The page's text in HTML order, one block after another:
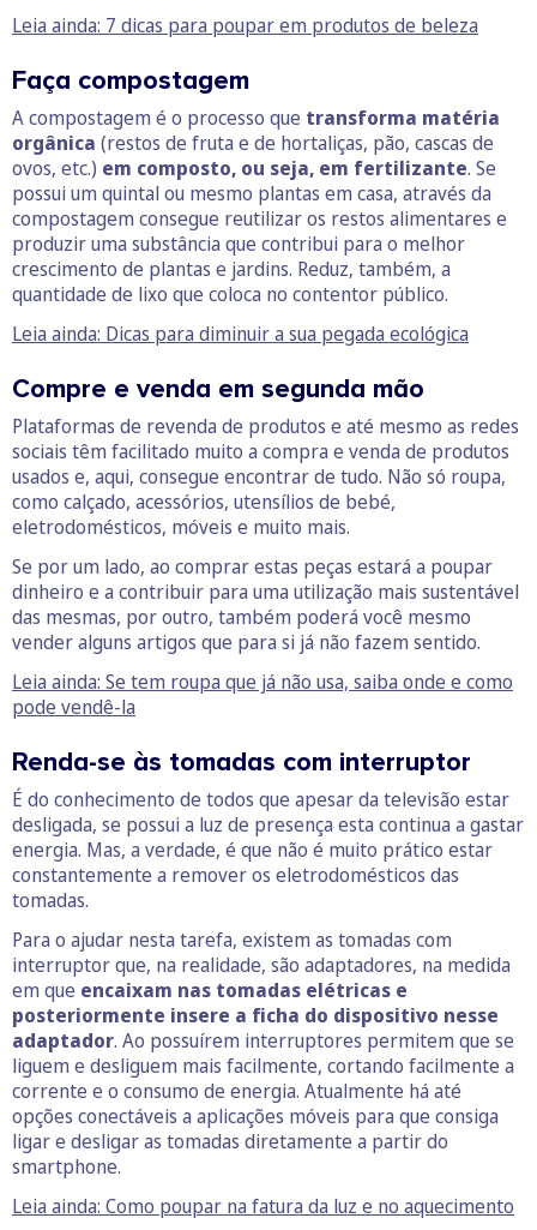
Leia ainda: 7 dicas para poupar em produtos de beleza
Faça compostagem
A compostagem é o processo que transforma matéria
orgânica (restos de fruta e de hortaliças, pão, cascas de
ovos, etc.) em composto, ou seja, em fertilizante. Se
possui um quintal ou mesmo plantas em casa, através da
compostagem consegue reutilizar os restos alimentares e
produzir uma substância que contribui para o melhor
crescimento de plantas e jardins. Reduz, também, a
quantidade de lixo que coloca no contentor público.
Leia ainda: Dicas para diminuir a sua pegada ecológica
Compre e venda em segunda mão
Plataformas de revenda de produtos e até mesmo as redes
sociais têm facilitado muito a compra e venda de produtos
usados e, aqui, consegue encontrar de tudo. Não só roupa,
como calçado, acessórios, utensílios de bebé,
eletrodomésticos, móveis e muito mais.
Se por um lado, ao comprar estas peças estará a poupar
dinheiro e a contribuir para uma utilização mais sustentável
das mesmas, por outro, também poderá você mesmo
vender alguns artigos que para si já não fazem sentido.
Leia ainda: Se tem roupa que já não usa, saiba onde e como
pode vendê-la
Renda-se às tomadas com interruptor
É do conhecimento de todos que apesar da televisão estar
desligada, se possui a luz de presença esta continua a gastar
energia. Mas, a verdade, é que não é muito prático estar
constantemente a remover os eletrodomésticos das
tomadas.
Para o ajudar nesta tarefa, existem as tomadas com
interruptor que, na realidade, são adaptadores, na medida
em que encaixam nas tomadas elétricas e
posteriormente insere a ficha do dispositivo nesse
adaptador. Ao possuírem interruptores permitem que se
liguem e desliguem mais facilmente, cortando facilmente a
corrente e o consumo de energia. Atualmente há até
opções conectáveis a aplicações móveis para que consiga
ligar e desligar as tomadas diretamente a partir do
smartphone.
Leia ainda: Como poupar na fatura da luz e no aquecimento